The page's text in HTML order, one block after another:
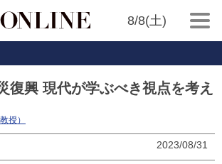
8/8(土)
復興 現代が学ぶべき視点を考え
授）
2023/08/31